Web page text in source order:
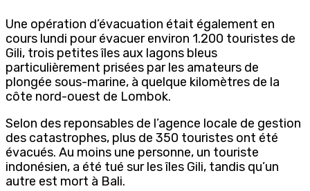
Une opération d’évacuation était également en
cours lundi pour évacuer environ 1.200 touristes de
Gili, trois petites îles aux lagons bleus
particulièrement prisées par les amateurs de
plongée sous-marine, à quelque kilomètres de la
côte nord-ouest de Lombok.
Selon des reponsables de l’agence locale de gestion
des catastrophes, plus de 350 touristes ont été
évacués. Au moins une personne, un touriste
indonésien, a été tué sur les îles Gili, tandis qu’un
autre est mort à Bali.